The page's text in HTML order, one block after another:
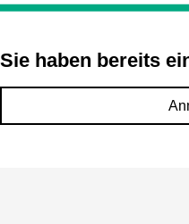
Sie haben bereits